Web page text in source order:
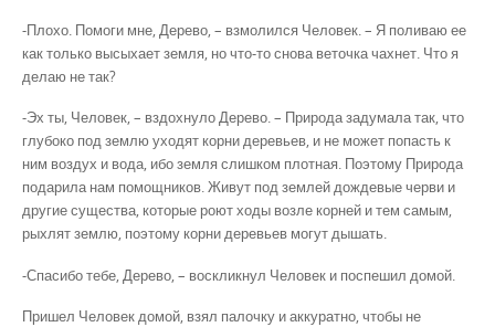
-Плохо. Помоги мне, Дерево, – взмолился Человек. – Я поливаю ее
как только высыхает земля, но что-то снова веточка чахнет. Что я
делаю не так?
-Эх ты, Человек, – вздохнуло Дерево. – Природа задумала так, что
глубоко под землю уходят корни деревьев, и не может попасть к
ним воздух и вода, ибо земля слишком плотная. Поэтому Природа
подарила нам помощников. Живут под землей дождевые черви и
другие существа, которые роют ходы возле корней и тем самым,
рыхлят землю, поэтому корни деревьев могут дышать.
-Спасибо тебе, Дерево, – воскликнул Человек и поспешил домой.
Пришел Человек домой, взял палочку и аккуратно, чтобы не